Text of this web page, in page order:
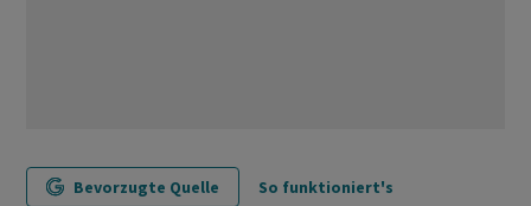
Bevorzugte Quelle So funktioniert's